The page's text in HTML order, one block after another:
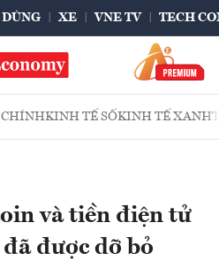
XE VNE TV TECH
KINH TẾ SỐKINH TẾ XANH
và tiền điện tử
được dỡ bỏ